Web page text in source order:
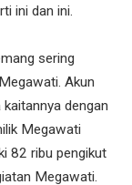
ini dan ini.
sering
Akun
dengan
Megawati
82 ribu pengikut
Megawati.